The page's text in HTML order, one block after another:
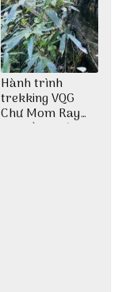
Hành trình
trekking VQG
Chư Mom Ray
tìm về núi rừng